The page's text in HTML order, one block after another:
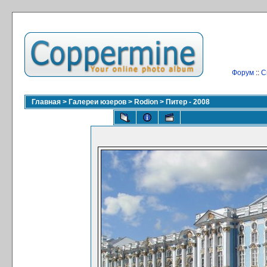
Форум::
Главная > Галереи юзеров > Rodion > Питер - 2008